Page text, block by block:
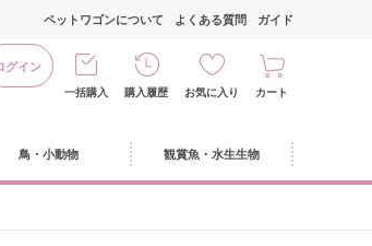
グイン
ペットワゴンについて よくある質問 ガイド
一括購入 購入履歴 お気に入り カート
鳥・小動物 観賞魚・水生生物